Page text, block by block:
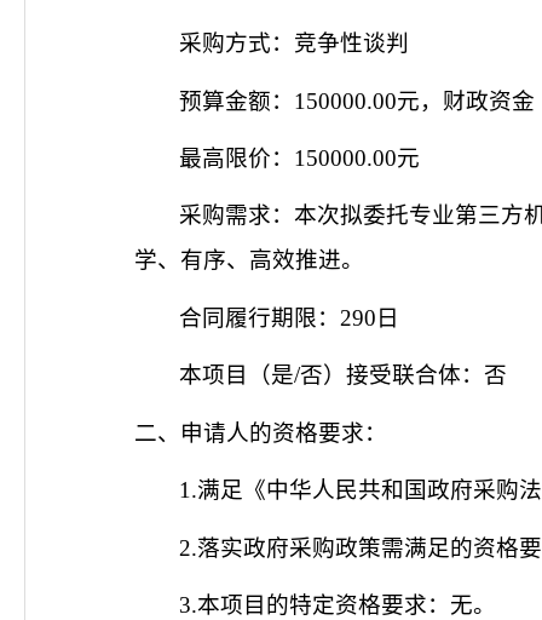
采购方式：竞争性谈判
预算金额： 150000.00元，财政资金
最高限价： 150000.00元
采购需求：本次拟委托专业第三方
学、有序、高效推进。
合同履行期限： 290日
本项目（是/否）接受联合体：否
二、申请人的资格要求：
1.满足《中华人民共和国政府采购
2.落实政府采购政策需满足的资格
3.本项目的特定资格要求： 无。